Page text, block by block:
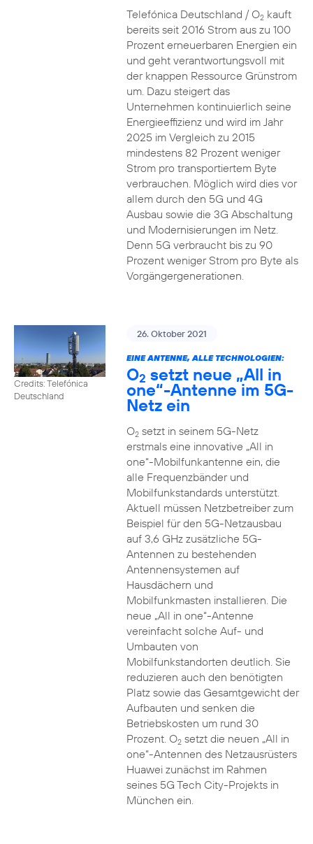
Telefónica Deutschland / O2kauft
bereits seit 2016 Strom aus zu 100
Prozent erneuerbaren Energien ein
und geht verantwortungsvoll mit
der knappen Ressource Grünstrom
um. Dazu steigert das
Unternehmen kontinuierlich seine
Energieeffizienz und wird im Jahr
2025 im Vergleich zu 2015
mindestens 82 Prozent weniger
Strom pro transportiertem Byte
verbrauchen. Möglich wird dies vor
allem durch den 5G und 4G
Ausbau sowie die 3G Abschaltung
und Modernisierungen im Netz.
Denn 5G verbraucht bis zu 90
Prozent weniger Strom pro Byte als
Vorgängergenerationen.
Credits: Telefónica
Deutschland
26. Oktober 2021
EINE ANTENNE, ALLE TECHNOLOGIEN:
O2 setzt neue „All in
one“-Antenne im 5G-
Netz ein
O2setzt in seinem 5G-Netz
erstmals eine innovative „All in
one“-Mobilfunkantenne ein, die
alle Frequenzbänder und
Mobilfunkstandards unterstützt.
Aktuell müssen Netzbetreiber zum
Beispiel für den 5G-Netzausbau
auf 3,6 GHz zusätzliche 5G-
Antennen zu bestehenden
Antennensystemen auf
Hausdächern und
Mobilfunkmasten installieren. Die
neue „All in one“-Antenne
vereinfacht solche Auf- und
Umbauten von
Mobilfunkstandorten deutlich. Sie
reduzieren auch den benötigten
Platz sowie das Gesamtgewicht der
Aufbauten und senken die
Betriebskosten um rund 30
Prozent. O2setzt die neuen „All in
one“-Antennen des Netzausrüsters
Huawei zunächst im Rahmen
seines 5G Tech City-Projekts in
München ein.